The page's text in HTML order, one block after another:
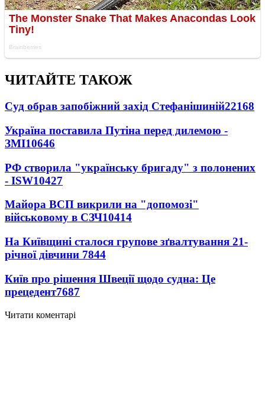
ЧИТАЙТЕ ТАКОЖ
Суд обрав запобіжний захід Стефанішиній22168
Україна поставила Путіна перед дилемою -
ЗМІ10646
РФ створила "українську бригаду" з полонених
- ISW10427
Майора ВСП викрили на "допомозі"
військовому в СЗЧ10414
На Київщині сталося групове зґвалтування 21-
річної дівчини 7844
Київ про рішення Швеції щодо судна: Це
прецедент7687
Читати коментарі